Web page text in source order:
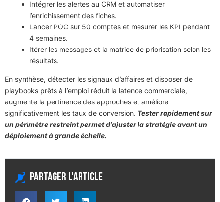
Intégrer les alertes au CRM et automatiser
l’enrichissement des fiches.
Lancer POC sur 50 comptes et mesurer les KPI pendant
4 semaines.
Itérer les messages et la matrice de priorisation selon les
résultats.
En synthèse, détecter les signaux d’affaires et disposer de
playbooks prêts à l’emploi réduit la latence commerciale,
augmente la pertinence des approches et améliore
significativement les taux de conversion. Tester rapidement sur
un périmètre restreint permet d’ajuster la stratégie avant un
déploiement à grande échelle.
Partager l'article